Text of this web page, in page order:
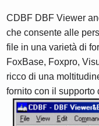
CDBF DBF Viewer
che consente alle
file in una varietà di
FoxBase, Foxpro,
ricco di una
fornito con il supporto